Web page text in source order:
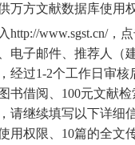
万方文献数据库使用
http://www.sgst.cn/，
电子邮件、推荐人（
经过1-2个工作日审
书借阅、100元文献
请继续填写以下详细
用权限、10篇的全文